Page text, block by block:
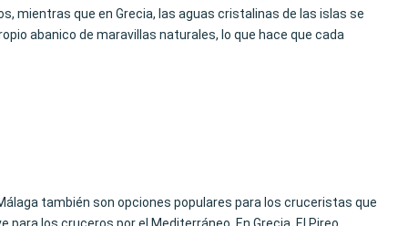
mientras que en Grecia, las aguas cristalinas de las islas se
abanico de maravillas naturales, lo que hace que cada
también son opciones populares para los cruceristas que